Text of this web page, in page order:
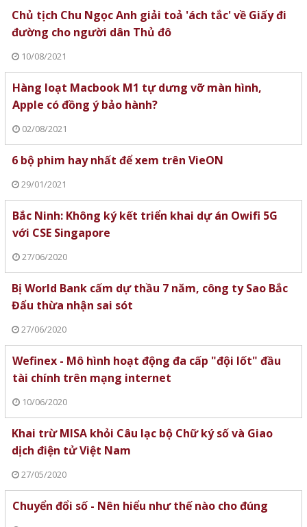
Chủ tịch Chu Ngọc Anh giải toả 'ách tắc' về Giấy đi
đường cho người dân Thủ đô
10/08/2021
Hàng loạt Macbook M1 tự dưng vỡ màn hình,
Apple có đồng ý bảo hành?
02/08/2021
6 bộ phim hay nhất để xem trên VieON
29/01/2021
Bắc Ninh: Không ký kết triển khai dự án Owifi 5G
với CSE Singapore
27/06/2020
Bị World Bank cấm dự thầu 7 năm, công ty Sao Bắc
Đẩu thừa nhận sai sót
27/06/2020
Wefinex - Mô hình hoạt động đa cấp "đội lốt" đầu
tài chính trên mạng internet
10/06/2020
Khai trừ MISA khỏi Câu lạc bộ Chữ ký số và Giao
dịch điện tử Việt Nam
27/05/2020
Chuyển đổi số - Nên hiểu như thế nào cho đúng